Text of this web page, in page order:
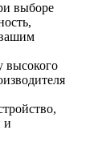
выборе
высокого
и